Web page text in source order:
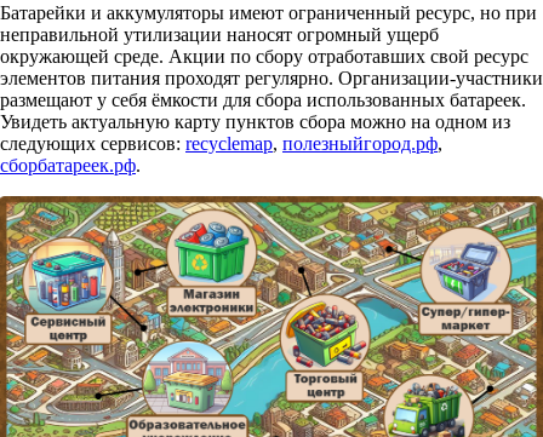
Батарейки и аккумуляторы имеют ограниченный ресурс, но при
неправильной утилизации наносят огромный ущерб
окружающей среде. Акции по сбору отработавших свой ресурс
элементов питания проходят регулярно. Организации-участники
размещают у себя ёмкости для сбора использованных батареек.
Увидеть актуальную карту пунктов сбора можно на одном из
следующих сервисов: recyclemap, полезныйгород.рф,
сборбатареек.рф.